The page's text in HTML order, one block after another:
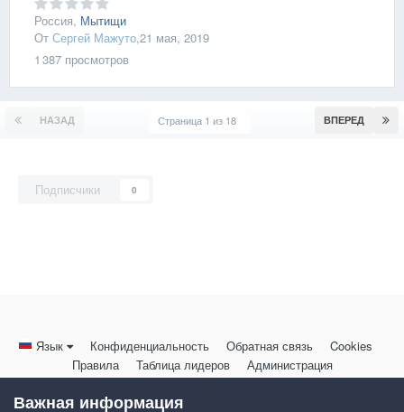
Россия, Мытищи
От Сергей Мажуто,21 мая, 2019
1 387 просмотров
НАЗАД ВПЕРЕД
Страница 1 из 18
Подписчики 0
Язык Конфиденциальность Обратная связь
Cookies
Правила
Таблица лидеров Администрация
Powered by Invision Community
Важная информация